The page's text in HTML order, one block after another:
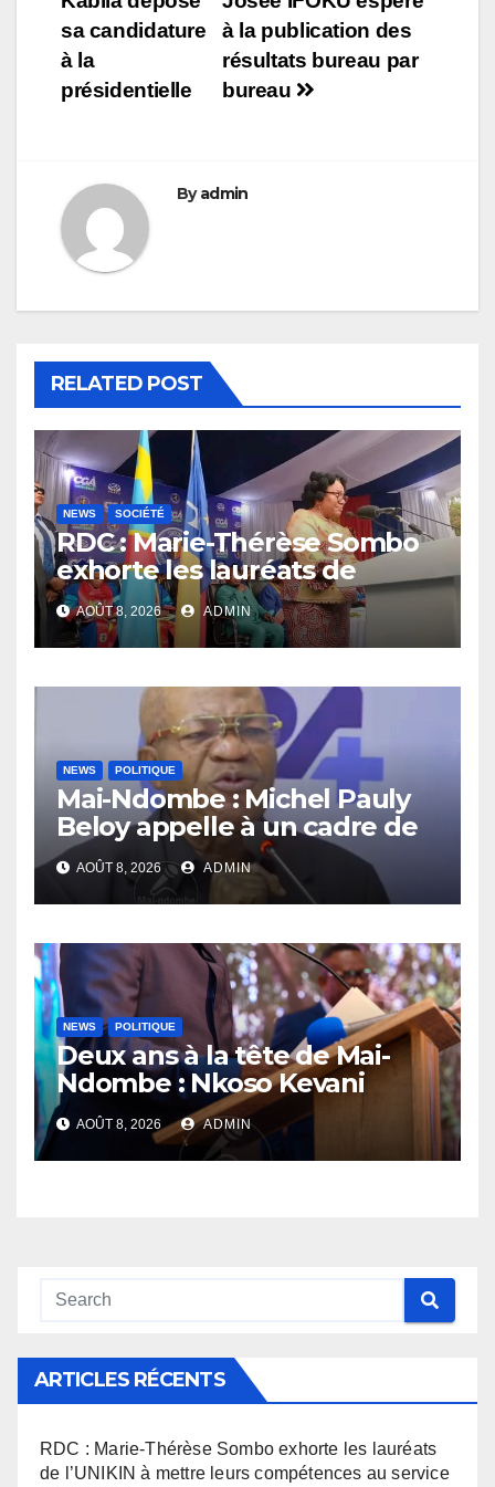
l’article
à la publication des
résultats bureau par
bureau
sa candidature
à la
présidentielle
Byadmin
RELATED POST
NEWS SOCIÉTÉ
RDC : Marie-Thérèse Sombo
exhorte les lauréats de
l’UNIKIN à mettre leurs
compétences au service de
la nation
AOÛT 8, 2026 ADMIN
NEWS POLITIQUE
Mai-Ndombe : Michel Pauly
Beloy appelle à un cadre de
concertation avant la tenue
du dialogue inclusif
AOÛT 8, 2026 ADMIN
NEWS POLITIQUE
Deux ans à la tête de Mai-
Ndombe : Nkoso Kevani
défend son bilan et fait de la
sécurité sa priorité
AOÛT 8, 2026 ADMIN
ARTICLES RÉCENTS
RDC : Marie-Thérèse Sombo exhorte les lauréats
de l’UNIKIN à mettre leurs compétences au service